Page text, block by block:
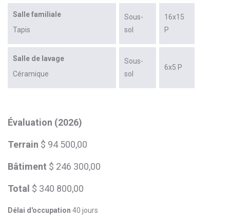
Salle familiale
Tapis
Sous-
sol
16x15
P
Salle de lavage
Céramique
Sous-
sol
6x5 P
Évaluation (2026)
Terrain $ 94 500,00
Bâtiment $ 246 300,00
Total $ 340 800,00
Délai d'occupation 40 jours